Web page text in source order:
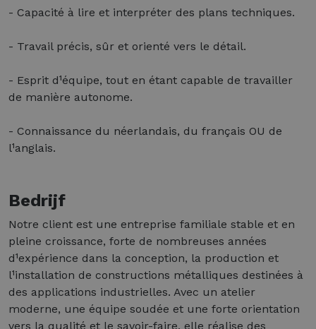
- Capacité à lire et interpréter des plans techniques.
- Travail précis, sûr et orienté vers le détail.
- Esprit d¹équipe, tout en étant capable de travailler
de manière autonome.
- Connaissance du néerlandais, du français OU de
l¹anglais.
Bedrijf
Notre client est une entreprise familiale stable et en
pleine croissance, forte de nombreuses années
d¹expérience dans la conception, la production et
l¹installation de constructions métalliques destinées à
des applications industrielles. Avec un atelier
moderne, une équipe soudée et une forte orientation
vers la qualité et le savoir-faire, elle réalise des